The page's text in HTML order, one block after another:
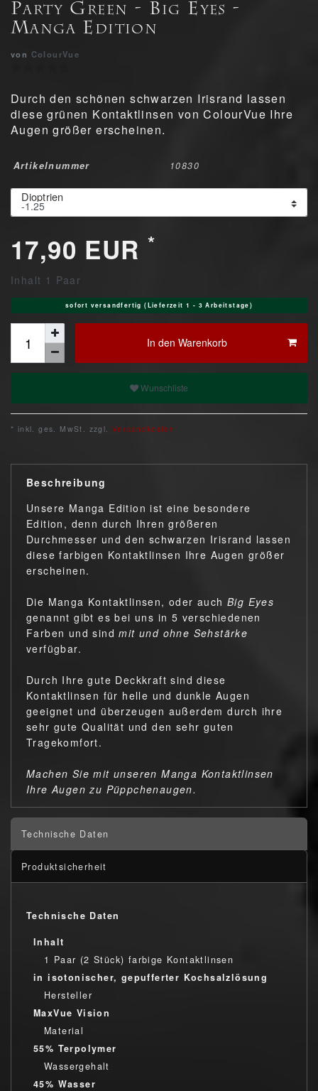
Party Green - Big Eyes -
Manga Edition
von ColourVue
Durch den schönen schwarzen Irisrand lassen
diese grünen Kontaktlinsen von ColourVue Ihre
Augen größer erscheinen.
Artikelnummer 10830
Dioptrien
17,90 EUR *
Inhalt 1 Paar
sofort versandfertig (Lieferzeit 1 - 3 Arbeitstage)
In den Warenkorb
Wunschliste
* inkl. ges. MwSt. zzgl. Versandkosten
Beschreibung
Unsere Manga Edition ist eine besondere
Edition, denn durch Ihren größeren
Durchmesser und den schwarzen Irisrand lassen
diese farbigen Kontaktlinsen Ihre Augen größer
erscheinen.
Die Manga Kontaktlinsen, oder auch Big Eyes
genannt gibt es bei uns in 5 verschiedenen
Farben und sindmit und ohne Sehstärke
verfügbar.
Durch Ihre gute Deckkraft sind diese
Kontaktlinsen für helle und dunkle Augen
geeignet und überzeugen außerdem durch ihre
sehr gute Qualität und den sehr guten
Tragekomfort.
Machen Sie mit unseren Manga Kontaktlinsen
Ihre Augen zu Püppchenaugen.
Technische Daten
Produktsicherheit
Technische Daten
Inhalt
1 Paar (2 Stück) farbige Kontaktlinsen
in isotonischer, gepufferter Kochsalzlösung
Hersteller
MaxVue Vision
Material
55% Terpolymer
Wassergehalt
45% Wasser